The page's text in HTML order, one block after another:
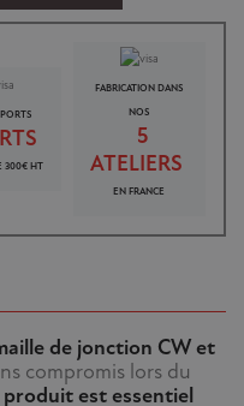
300€ HT
FABRICATION DANS
NOS
5
ATELIERS
EN FRANCE
de jonction CW et
compromis lors du
produit est essentiel